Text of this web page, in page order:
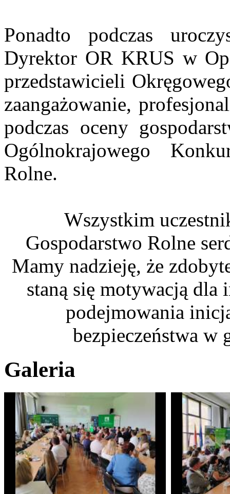
Ponadto podczas
Dyrektor OR KRUS w
przedstawicieli
zaangażowanie,
podczas oceny
Ogólnokrajowego
Rolne.
Wszystkim
Gospodarstwo Rolne
Mamy nadzieję, że
staną się motywacją
podejmowania
bezpieczeństwa w
Galeria